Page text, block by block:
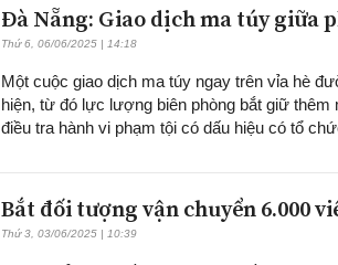
Đà Nẵng: Giao dịch ma túy giữa
Thứ 6, 06/06/2025 | 14:18
Một cuộc giao dịch ma túy ngay trên vỉa hè
hiện, từ đó lực lượng biên phòng bắt giữ
điều tra hành vi phạm tội có dấu hiệu có tổ
Bắt đối tượng vận chuyển 6.000
Thứ 3, 03/06/2025 | 10:39